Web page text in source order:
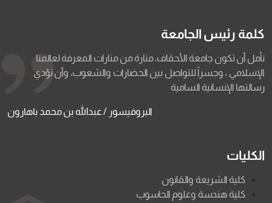
كلمة رئيس الجامعة
نأمل أن تكون جامعة الأحقاف، منارة من منارات المعرفة لعالمنا
الإسلامي ، وجسراً للتواصل بين الحضارات والشعوب، وأن تؤدي
رسالتها الإنسانية السامية
البروفيسور / عبدالله بن محمد باهارون
الكليات
كلية الشريعة والقانون
كلية هندسة وعلوم الحاسوب